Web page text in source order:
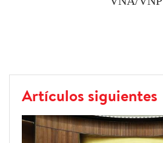
Artículos siguientes